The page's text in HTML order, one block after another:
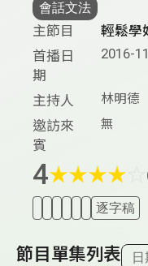
會話文法
主節目
輕鬆學
首播日
期
2016-
主持人 林明德
邀訪來
賓
無
4★★★★
逐字稿
節目單集列表